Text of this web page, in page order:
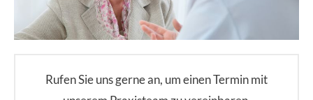
Rufen Sie uns gerne an, um einen Termin mit